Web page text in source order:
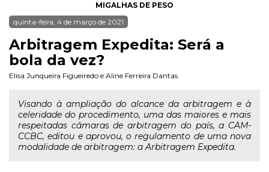
MIGALHAS DE PESO
quinta-feira, 4 de março de 2021
Arbitragem Expedita: Será a
bola da vez?
Elisa Junqueira Figueiredo e Aline Ferreira Dantas
Visando à ampliação do alcance da arbitragem e à
celeridade do procedimento, uma das maiores e mais
respeitadas câmaras de arbitragem do país, a CAM-
CCBC, editou e aprovou, o regulamento de uma nova
modalidade de arbitragem: a Arbitragem Expedita.